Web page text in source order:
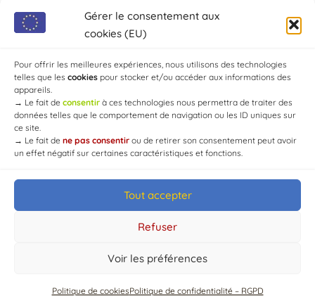
Gérer le consentement aux
cookies (EU)
Pour offrir les meilleures expériences, nous utilisons des technologies
telles que les cookies pour stocker et/ou accéder aux informations des
appareils.
→ Le fait de consentir à ces technologies nous permettra de traiter des
données telles que le comportement de navigation ou les ID uniques sur
ce site.
→ Le fait de ne pas consentir ou de retirer son consentement peut avoir
un effet négatif sur certaines caractéristiques et fonctions.
Tout accepter
Refuser
Voir les préférences
Politique de cookiesPolitique de confidentialité – RGPD
consommation plus locale. Lundi, le PETR…
1 2 3 4 5 … 10 →
© Mairie de Chaource [2004-2024] | Tous droits réservés.
Developed byWEB3-DESIGN